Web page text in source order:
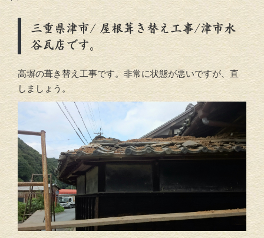
三重県津市/ 屋根葺き替え工事/津市水
谷瓦店です。
高塀の葺き替え工事です。非常に状態が悪いですが、直
しましょう。